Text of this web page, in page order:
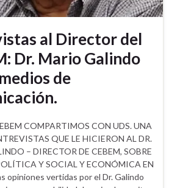
al Director del
Dr. Mario Galindo
de
COMPARTIMOS CON UDS. UNA
QUE LE HICIERON AL DR.
– DIRECTOR DE CEBEM, SOBRE
Y SOCIAL Y ECONÓMICA EN
opiniones vertidas por el Dr. Galindo